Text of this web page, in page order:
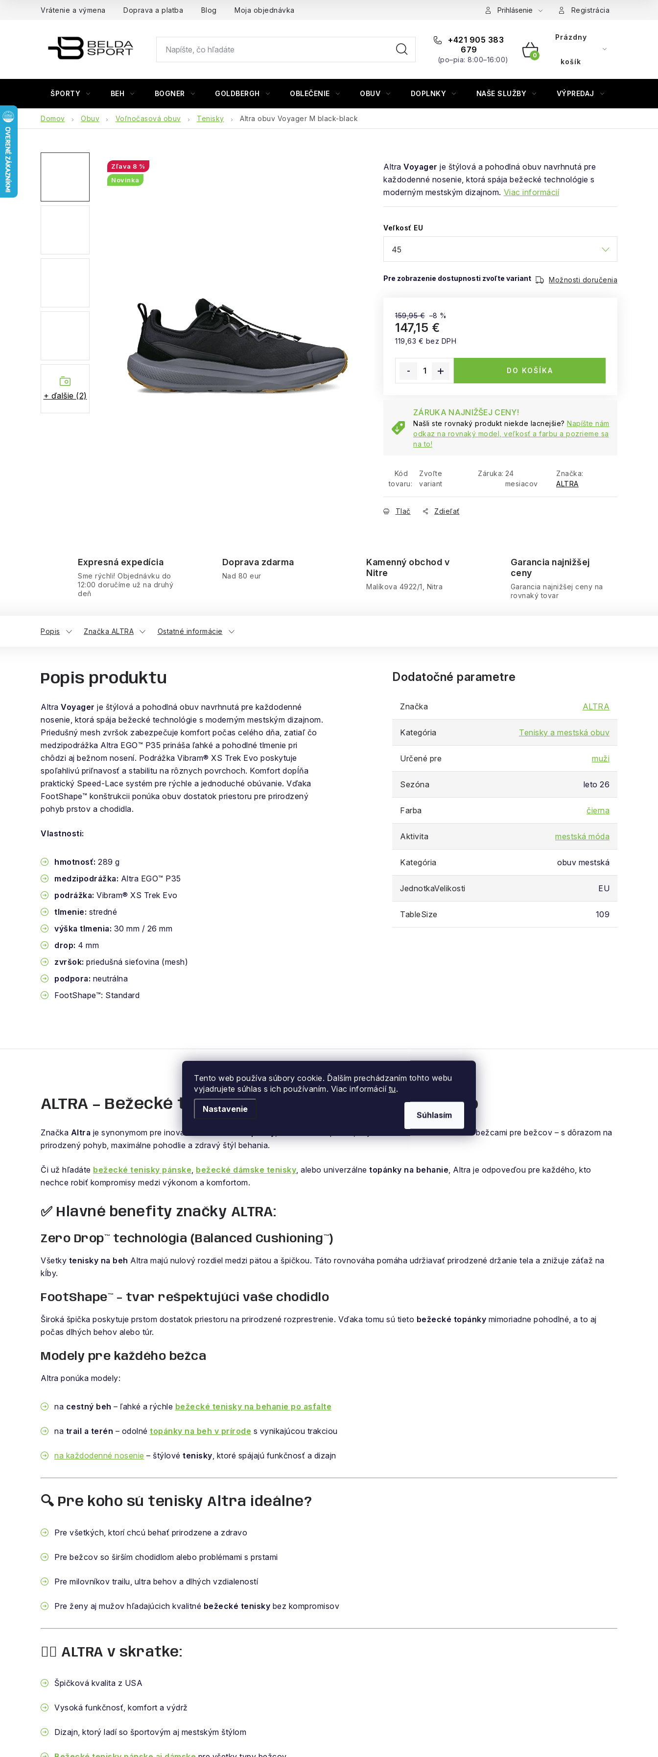
Tento web používa súbory cookie. Ďalším prechádzaním tohto webu
vyjadrujete súhlas s ich používaním. Viac informácií tu.
Nastavenie
Súhlasím
Vrátenie a výmena Doprava a platba Blog Moja objednávka Prihlásenie Registrácia
+421 905 383
679
(po–pia: 8:00–16:00) NÁKUPNÝ
Prázdny
košík
ŠPORTY BEH BOGNER GOLDBERGH OBLEČENIE OBUV DOPLNKY NAŠE SLUŽBY VÝPREDAJ
Domov Obuv Voľnočasová obuv Tenisky Altra obuv Voyager M black-black
+ ďalšie (2)
Altra Voyager je štýlová a pohodlná obuv navrhnutá pre
každodenné nosenie, ktorá spája bežecké technológie s
moderným mestským dizajnom. Viac informácií
Veľkosť EU
Možnosti doručenia
159,95 € –8 %
147,15 €
119,63 € bez DPH
DO KOŠÍKA
ZÁRUKA NAJNIŽŠEJ CENY!
Našli ste rovnaký produkt niekde lacnejšie? Napíšte nám
odkaz na rovnaký model, veľkosť a farbu a pozrieme sa
na to!
Kód
tovaru:
Zvoľte
variant
Záruka: 24
mesiacov
Značka:
ALTRA
Tlač Zdieľať
8 %
Novinka
Expresná expedícia
Sme rýchli! Objednávku do
12:00 doručíme už na druhý
deň
Doprava zdarma
Nad 80 eur
Kamenný obchod v
Nitre
Malíkova 4922/1, Nitra
Garancia najnižšej
ceny
Garancia najnižšej ceny na
rovnaký tovar
Popis Značka ALTRA Ostatné informácie
Popis produktu
Altra Voyager je štýlová a pohodlná obuv navrhnutá pre každodenné
nosenie, ktorá spája bežecké technológie s moderným mestským dizajnom.
Priedušný mesh zvršok zabezpečuje komfort počas celého dňa, zatiaľ čo
medzipodrážka Altra EGO™ P35 prináša ľahké a pohodlné tlmenie pri
chôdzi aj bežnom nosení. Podrážka Vibram® XS Trek Evo poskytuje
spoľahlivú priľnavosť a stabilitu na rôznych povrchoch. Komfort dopĺňa
praktický Speed-Lace systém pre rýchle a jednoduché obúvanie. Vďaka
FootShape™ konštrukcii ponúka obuv dostatok priestoru pre prirodzený
pohyb prstov a chodidla.
Vlastnosti:
hmotnosť: 289 g
medzipodrážka: Altra EGO™ P35
podrážka: Vibram® XS Trek Evo
tlmenie: stredné
výška tlmenia: 30 mm / 26 mm
drop: 4 mm
zvršok: priedušná sieťovina (mesh)
podpora: neutrálna
FootShape™: Standard
Dodatočné parametre
Značka ALTRA
Kategória Tenisky a mestská obuv
Určené pre muži
Sezóna leto 26
Farba čierna
Aktivita mestská móda
Kategória obuv mestská
JednotkaVelikosti EU
TableSize 109
ALTRA – Bežecké topánky, ktoré rešpektujú vaše telo
Značka Altra je synonymom pre inovatívne
, ktoré menia spôsob, akým vnímame beh. Navrhnuté bežcami pre bežcov – s dôrazom na
prirodzený pohyb, maximálne pohodlie a zdravý štýl behania.
Či už hľadáte bežecké tenisky pánske, bežecké dámske tenisky, alebo univerzálne topánky na behanie, Altra je odpoveďou pre každého, kto
nechce robiť kompromisy medzi výkonom a komfortom.
✅ Hlavné benefity značky ALTRA:
Zero Drop™ technológia (Balanced Cushioning™)
Všetky tenisky na beh Altra majú nulový rozdiel medzi pätou a špičkou. Táto rovnováha pomáha udržiavať prirodzené držanie tela a znižuje záťaž na
kĺby.
FootShape™ – tvar rešpektujúci vaše chodidlo
Široká špička poskytuje prstom dostatok priestoru na prirodzené rozprestrenie. Vďaka tomu sú tieto bežecké topánky mimoriadne pohodlné, a to aj
počas dlhých behov alebo túr.
Modely pre každého bežca
Altra ponúka modely:
na cestný beh – ľahké a rýchle bežecké tenisky na behanie po asfalte
na trail a terén – odolné topánky na beh v prírode s vynikajúcou trakciou
na každodenné nosenie – štýlové tenisky, ktoré spájajú funkčnosť a dizajn
🔍 Pre koho sú tenisky Altra ideálne?
Pre všetkých, ktorí chcú behať prirodzene a zdravo
Pre bežcov so širším chodidlom alebo problémami s prstami
Pre milovníkov trailu, ultra behov a dlhých vzdialeností
Pre ženy aj mužov hľadajúcich kvalitné bežecké tenisky bez kompromisov
🏃‍♂️ ALTRA v skratke:
Špičková kvalita z USA
Vysoká funkčnosť, komfort a výdrž
Dizajn, ktorý ladí so športovým aj mestským štýlom